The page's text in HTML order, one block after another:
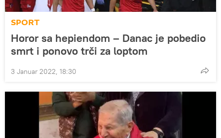
SPORT
Horor sa hepiendom – Danac je pobedio
smrt i ponovo trči za loptom
3 Januar 2022, 18:30